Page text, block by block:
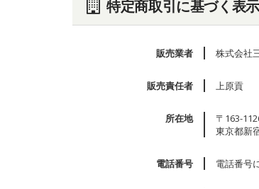
特定商取引に基づく表示
販売業者 株式会社
販売責任者 上原貢
所在地
〒163-
東京都新
電話番号 電話番号